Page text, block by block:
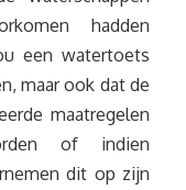
hadden
een watertoets
maar ook dat de
maatregelen
of indien
dit op zijn